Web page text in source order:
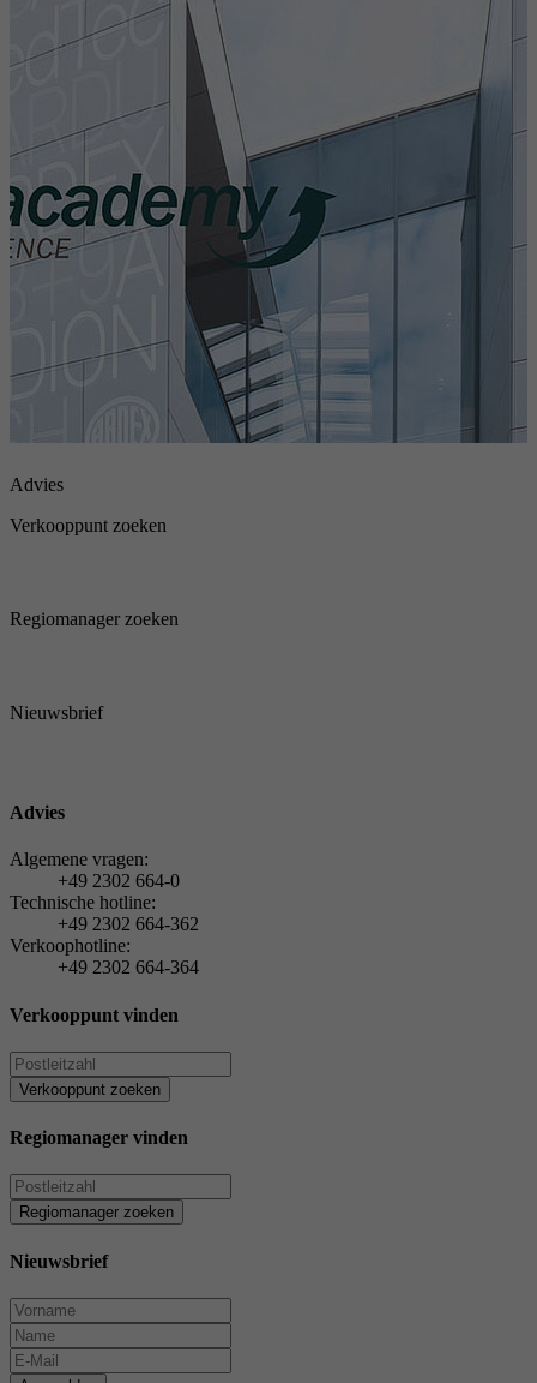
Advies
Verkooppunt zoeken
Regiomanager zoeken
Nieuwsbrief
Advies
Algemene vragen:
+49 2302 664-0
Technische hotline:
+49 2302 664-362
Verkoophotline:
+49 2302 664-364
Verkooppunt vinden
Verkooppunt zoeken
Regiomanager vinden
Regiomanager zoeken
Nieuwsbrief